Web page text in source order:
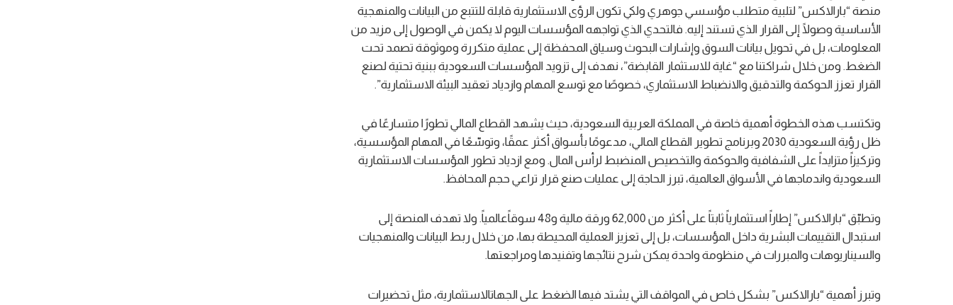
منصة “بارالاكس” لتلبية متطلب مؤسسي جوهري ولكي تكون الرؤى الاستثمارية قابلة للتتبع من البيانات والمنهجية
الأساسية وصولًا إلى القرار الذي تستند إليه. فالتحدي الذي تواجهه المؤسسات اليوم لا يكمن في الوصول إلى مزيد من
المعلومات، بل في تحويل بيانات السوق وإشارات البحوث وسياق المحفظة إلى عملية متكررة وموثوقة تصمد تحت
الضغط. ومن خلال شراكتنا مع “غاية للاستثمار القابضة”، نهدف إلى تزويد المؤسسات السعودية ببنية تحتية لصنع
القرار تعزز الحوكمة والتدقيق والانضباط الاستثماري، خصوصًا مع توسع المهام وازدياد تعقيد البيئة الاستثمارية”.
وتكتسب هذه الخطوة أهمية خاصة في المملكة العربية السعودية، حيث يشهد القطاع المالي تطورًا متسارعًا في
ظل رؤية السعودية 2030 وبرنامج تطوير القطاع المالي، مدعومًا بأسواق أكثر عمقًا، وتوسّعًا في المهام المؤسسية،
وتركيزاً متزايداً على الشفافية والحوكمة والتخصيص المنضبط لرأس المال. ومع ازدياد تطور المؤسسات الاستثمارية
السعودية واندماجها في الأسواق العالمية، تبرز الحاجة إلى عمليات صنع قرار تراعي حجم المحافظ.
وتطبّق “بارالاكس” إطاراً استثمارياً ثابتاً على أكثر من 62,000 ورقة مالية و48 سوقاًعالمياً. ولا تهدف المنصة إلى
استبدال التقييمات البشرية داخل المؤسسات، بل إلى تعزيز العملية المحيطة بها، من خلال ربط البيانات والمنهجيات
والسيناريوهات والمبررات في منظومة واحدة يمكن شرح نتائجها وتفنيدها ومراجعتها.
وتبرز أهمية “بارالاكس” بشكل خاص في المواقف التي يشتد فيها الضغط على الجهاتالاستثمارية، مثل تحضيرات